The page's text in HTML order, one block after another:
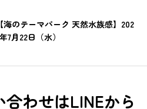
【海のテーマパーク 天然水族感】202
7月22日（水）
わせはLINEから